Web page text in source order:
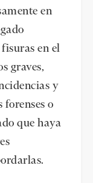
en
en el
graves,
y
forenses o
que haya